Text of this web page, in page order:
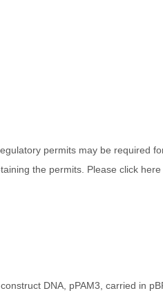
permits may be required
the permits. Please click
DNA, pPAM3, carried in